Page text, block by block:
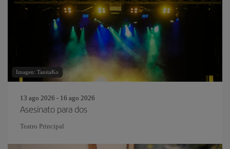
Imagen: TanitaKo
13 ago 2026 - 16 ago 2026
Asesinato para dos
Teatro Principal